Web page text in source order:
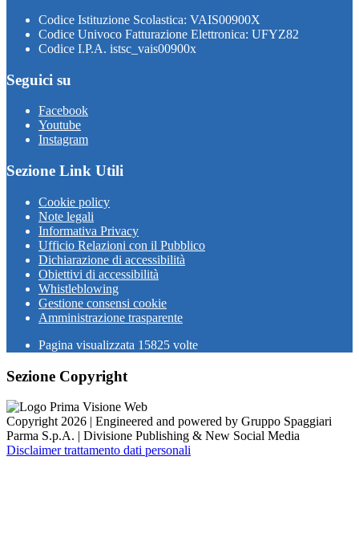
Codice Istituzione Scolastica: VAIS00900X
Codice Univoco Fatturazione Elettronica: UFYZ82
Codice I.P.A. istsc_vais00900x
Seguici su
Facebook
Youtube
Instagram
Sezione Link Utili
Cookie policy
Note legali
Informativa Privacy
Ufficio Relazioni con il Pubblico
Dichiarazione di accessibilità
Obiettivi di accessibilità
Whistleblowing
Gestione consensi cookie
Amministrazione trasparente
Pagina visualizzata 15825 volte
Sezione Copyright
Copyright 2026 | Engineered and powered by Gruppo Spaggiari
Parma S.p.A. | Divisione Publishing & New Social Media
Disclaimer trattamento dati personali